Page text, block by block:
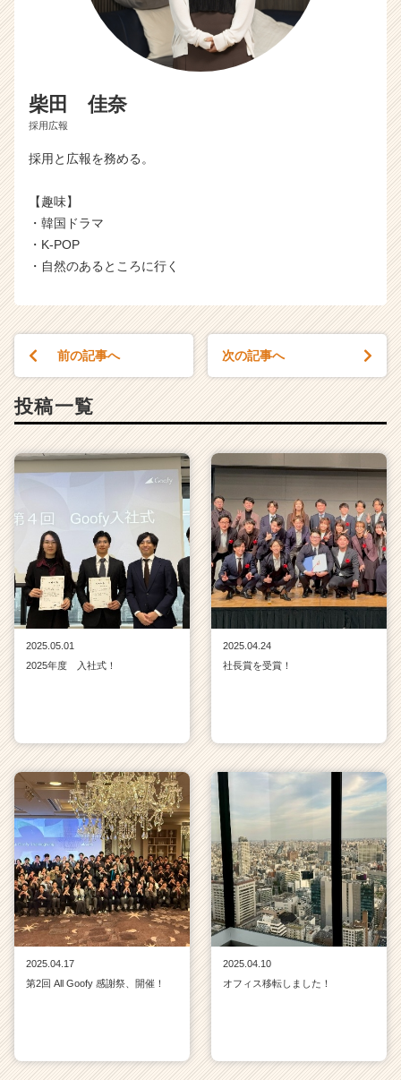
r
e
e
柴田 佳奈
採用広報
採用と広報を務める。
【趣味】
・韓国ドラマ
・K-POP
・自然のあるところに行く
前の記事へ 次の記事へ
投稿一覧
2025.05.01
2025年度 入社式！
2025.04.24
社長賞を受賞！
2025.04.17
第2回 All Goofy 感謝祭、開催！
2025.04.10
オフィス移転しました！